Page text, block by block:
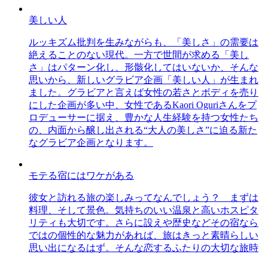
美しい人
ルッキズム批判を生みながらも、「美しさ」の需要は
絶えることのない現代。一方で世間が求める「美し
さ」はパターン化し、形骸化してはいないか、そんな
思いから、新しいグラビア企画「美しい人」が生まれ
ました。グラビアと言えば女性の若さとボディを売り
にした企画が多い中、女性であるKaori Oguriさんをプ
ロデューサーに据え、豊かな人生経験を持つ女性たち
の、内面から醸し出される“大人の美しさ”に迫る新た
なグラビア企画となります。
モテる宿にはワケがある
彼女と訪れる旅の楽しみってなんでしょう？ まずは
料理、そして景色。気持ちのいい温泉と高いホスピタ
リティも大切です。さらに設えや歴史などその宿なら
ではの個性的な魅力があれば、旅はきっと素晴らしい
思い出になるはず。そんな恋するふたりの大切な旅時